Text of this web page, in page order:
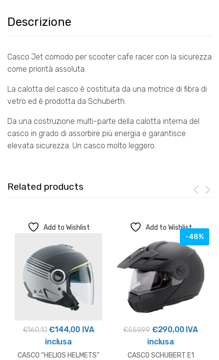
Descrizione
Casco Jet comodo per scooter cafe racer con la sicurezza
come priorità assoluta.
La calotta del casco è costituita da una motrice di fibra di
vetro ed è prodotta da Schuberth.
Da una costruzione multi-parte della calotta interna del
casco in grado di assorbire più energia e garantisce
elevata sicurezza. Un casco molto leggero.
Related products
Add to Wishlist
€160,10 Il
prezzo
originale
€144,00Il
attuale
IVA
inclusa
CASCO “HELIOS HELMETS”
Add to Wishlist
-48%
€559,99 Il
prezzo
originale
€290,00Il
attuale
IVA
inclusa
CASCO SCHUBERT E1